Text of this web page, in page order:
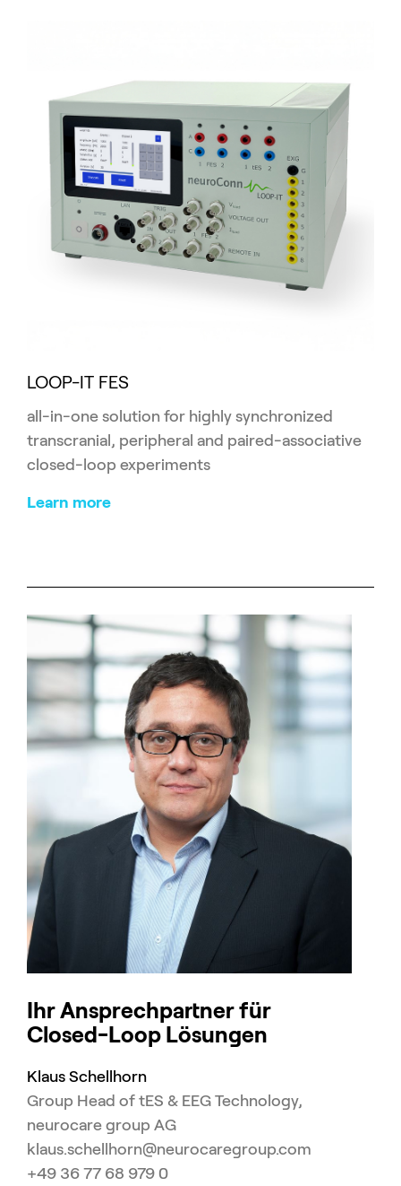
LOOP-IT FES
all-in-one solution for highly synchronized
transcranial, peripheral and paired-associative
closed-loop experiments
Learn more
Ihr Ansprechpartner für
Closed-Loop Lösungen
Klaus Schellhorn
Group Head of tES & EEG Technology,
neurocare group AG
klaus.schellhorn@neurocaregroup.com
+49 36 77 68 979 0